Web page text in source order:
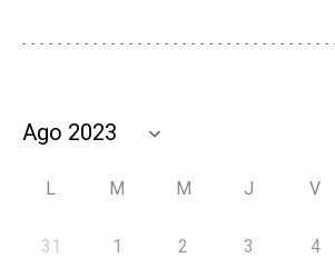
L M M J V
31 1 2 3 4